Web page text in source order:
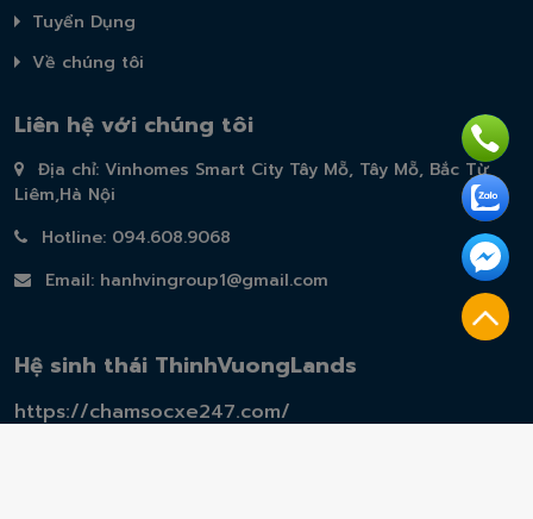
Tuyển Dụng
Về chúng tôi
Liên hệ với chúng tôi
Địa chỉ: Vinhomes Smart City Tây Mỗ, Tây Mỗ, Bắc Từ
Liêm,Hà Nội
Hotline: 094.608.9068
Email: hanhvingroup1@gmail.com
Hệ sinh thái ThinhVuongLands
https://chamsocxe247.com/